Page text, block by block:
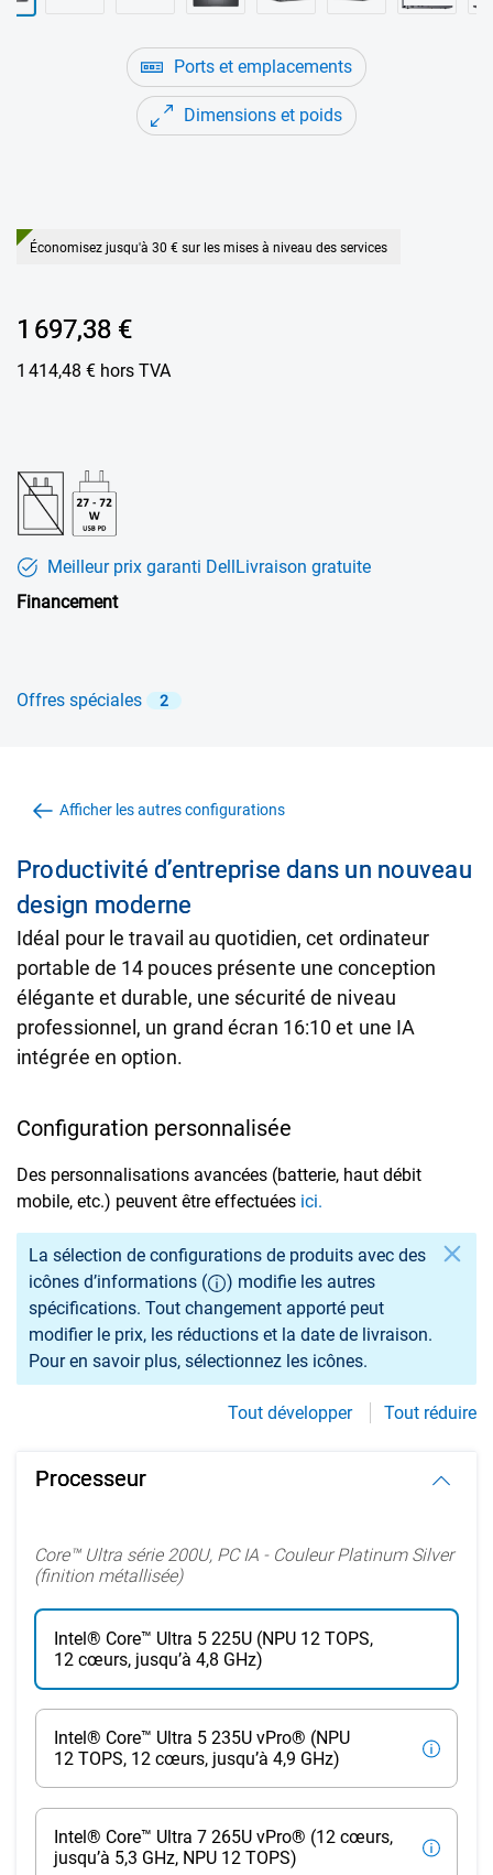
Ports et emplacements
Dimensions et poids
Économisez jusqu'à 30 € sur les mises à niveau des services
Prix Dell
1 697,38 €
1 414,48 € hors TVA
Meilleur prix garanti DellLivraison gratuite
Financement
Offres spéciales 2
Afficher les autres configurations
Productivité d’entreprise dans un nouveau
design moderne
Idéal pour le travail au quotidien, cet ordinateur
portable de 14 pouces présente une conception
élégante et durable, une sécurité de niveau
professionnel, un grand écran 16:10 et une IA
intégrée en option.
Configuration personnalisée
Des personnalisations avancées (batterie, haut débit
mobile, etc.) peuvent être effectuées ici.
Si vous sélectionnez un bouton grisé, d’autres
La sélection de configurations de produits avec des
icônes d’informations (
) modifie les autres
spécifications. Tout changement apporté peut
modifier le prix, les réductions et la date de livraison.
Pour en savoir plus, sélectionnez les icônes.
Tout développer Tout réduire
Processeur
Core™ Ultra série 200U, PC IA - Couleur Platinum Silver
(finition métallisée)
Intel® Core™ Ultra 5 225U (NPU 12 TOPS,
12 cœurs, jusqu’à 4,8 GHz)
Intel® Core™ Ultra 5 235U vPro® (NPU
12 TOPS, 12 cœurs, jusqu’à 4,9 GHz)
Intel® Core™ Ultra 7 265U vPro® (12 cœurs,
jusqu’à 5,3 GHz, NPU 12 TOPS)